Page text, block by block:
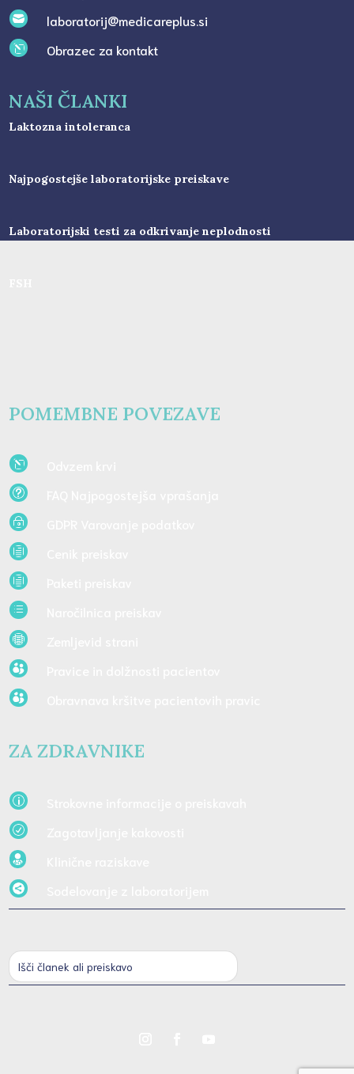
 laboratorij@medicareplus.si
l Obrazec za kontakt
NAŠI ČLANKI
Laktozna intoleranca
Najpogostejše laboratorijske preiskave
Laboratorijski testi za odkrivanje neplodnosti
POMEMBNE POVEZAVE
l
t
~
h
h
d



ZA ZDRAVNIKE
p
R

